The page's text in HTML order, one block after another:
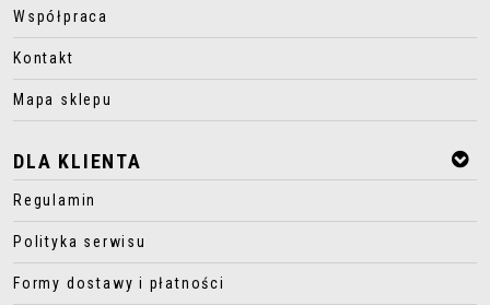
Współpraca
Kontakt
Mapa sklepu
DLA KLIENTA
Regulamin
Polityka serwisu
Formy dostawy i płatności